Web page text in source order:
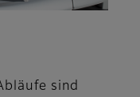
sind